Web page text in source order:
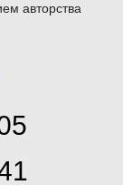
авторства